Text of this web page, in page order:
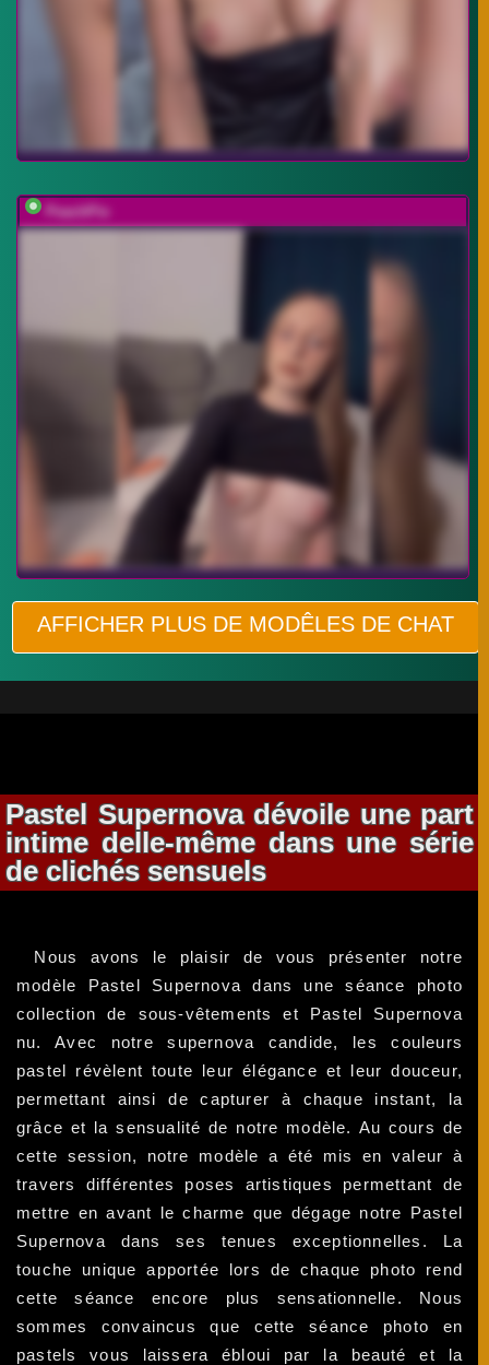
PeachPie
AFFICHER PLUS DE MODÊLES DE CHAT
Pastel Supernova dévoile une part
intime delle-même dans une série
de clichés sensuels
Nous avons le plaisir de vous présenter notre
modèle Pastel Supernova dans une séance photo
collection de sous-vêtements et Pastel Supernova
nu. Avec notre supernova candide, les couleurs
pastel révèlent toute leur élégance et leur douceur,
permettant ainsi de capturer à chaque instant, la
grâce et la sensualité de notre modèle. Au cours de
cette session, notre modèle a été mis en valeur à
travers différentes poses artistiques permettant de
mettre en avant le charme que dégage notre Pastel
Supernova dans ses tenues exceptionnelles. La
touche unique apportée lors de chaque photo rend
cette séance encore plus sensationnelle. Nous
sommes convaincus que cette séance photo en
pastels vous laissera ébloui par la beauté et la